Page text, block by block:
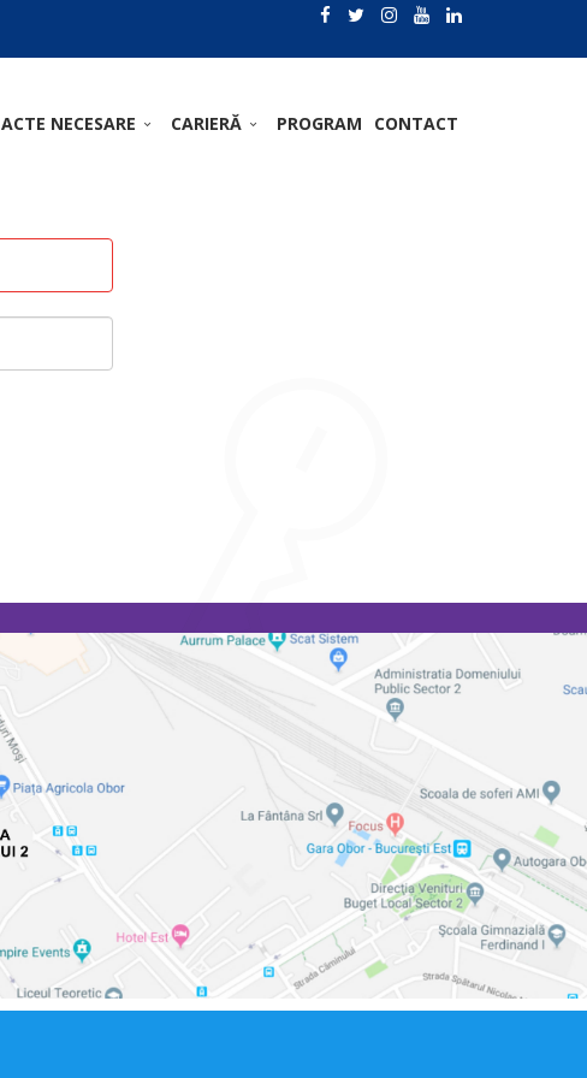
ACTE NECESARE CARIERĂ PROGRAM CONTACT